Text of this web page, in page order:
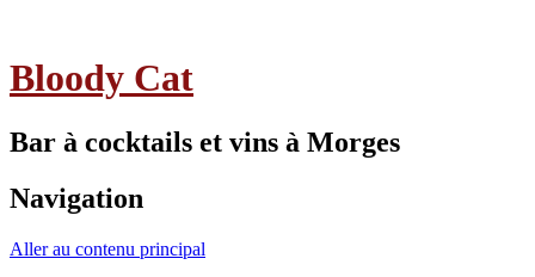
Bloody Cat
Bar à cocktails et vins à Morges
Navigation
Aller au contenu principal